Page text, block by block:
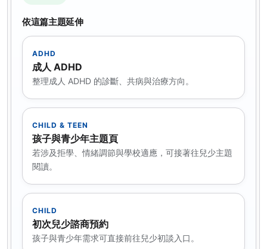
依這篇主題延伸
ADHD
成人 ADHD
整理成人 ADHD 的診斷、共病與治療方向。
CHILD & TEEN
孩子與青少年主題頁
若涉及拒學、情緒調節與學校適應，可接著往兒少主題
閱讀。
CHILD
初次兒少諮商預約
孩子與青少年需求可直接前往兒少初談入口。